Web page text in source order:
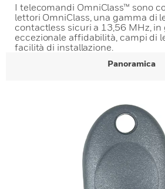
I telecomandi OmniClass™ sono
lettori OmniClass, una gamma di
contactless sicuri a 13,56 MHz,
eccezionale affidabilità, campi di
facilità di installazione.
Panoramica